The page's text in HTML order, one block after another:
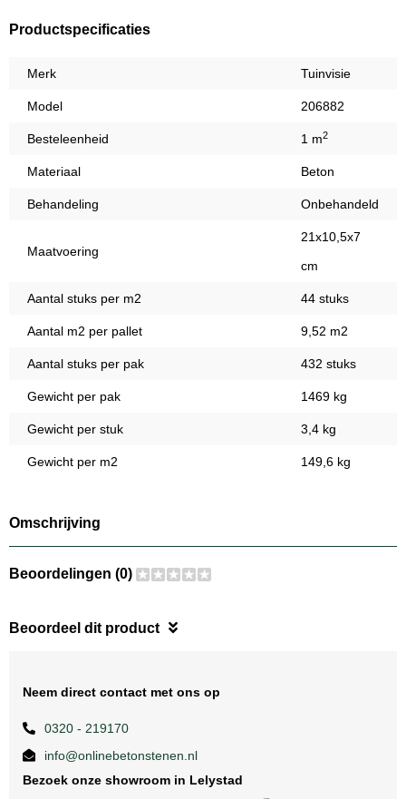
Productspecificaties
Merk Tuinvisie
Model 206882
Besteleenheid 1 m2
Materiaal Beton
Behandeling Onbehandeld
Maatvoering
21x10,5x7
cm
Aantal stuks per m2 44 stuks
Aantal m2 per pallet 9,52 m2
Aantal stuks per pak 432 stuks
Gewicht per pak 1469 kg
Gewicht per stuk 3,4 kg
Gewicht per m2 149,6 kg
Omschrijving
Beoordelingen (0)
Beoordeel dit product
Neem direct contact met ons op
0320 - 219170
info@onlinebetonstenen.nl
Bezoek onze showroom in Lelystad